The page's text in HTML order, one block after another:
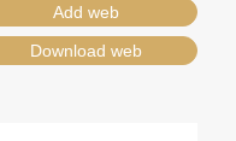
Add web
Download web